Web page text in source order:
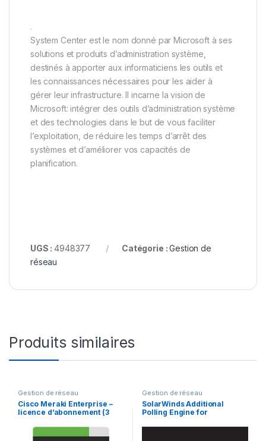
.
System Center est le nom donné par Microsoft à ses
solutions et produits d’administration système,
destinés à apporter aux informaticiens les outils et
les connaissances nécessaires pour les aider à
gérer leur infrastructure. Il incarne la vision de
Microsoft: intégrer des outils d’administration système
et des technologies dans le but de vous faciliter
l’exploitation, de réduire les temps d’arrêt des
systèmes et d’améliorer vos capacités de
planification.
UGS :4948377 Catégorie :Gestion de
réseau
Produits similaires
Gestion de réseau
Cisco Meraki Enterprise –
licence d’abonnement (3
Support – 1 switch
Gestion de réseau
SolarWinds Additional
Polling Engine for
Licenses (Standard Polling